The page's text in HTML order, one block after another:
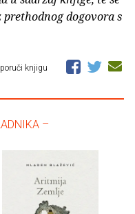
dogovora s
knjigu
–